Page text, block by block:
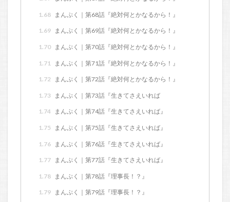
1.68 まんぷく｜第68話『絶対何とかなるから！』
1.69 まんぷく｜第69話『絶対何とかなるから！』
1.70 まんぷく｜第70話『絶対何とかなるから！』
1.71 まんぷく｜第71話『絶対何とかなるから！』
1.72 まんぷく｜第72話『絶対何とかなるから！』
1.73 まんぷく｜第73話『生きてさえいれば
1.74 まんぷく｜第74話『生きてさえいれば』
1.75 まんぷく｜第75話『生きてさえいれば』
1.76 まんぷく｜第76話『生きてさえいれば』
1.77 まんぷく｜第77話『生きてさえいれば』
1.78 まんぷく｜第78話『理事長！？』
1.79 まんぷく｜第79話『理事長！？』